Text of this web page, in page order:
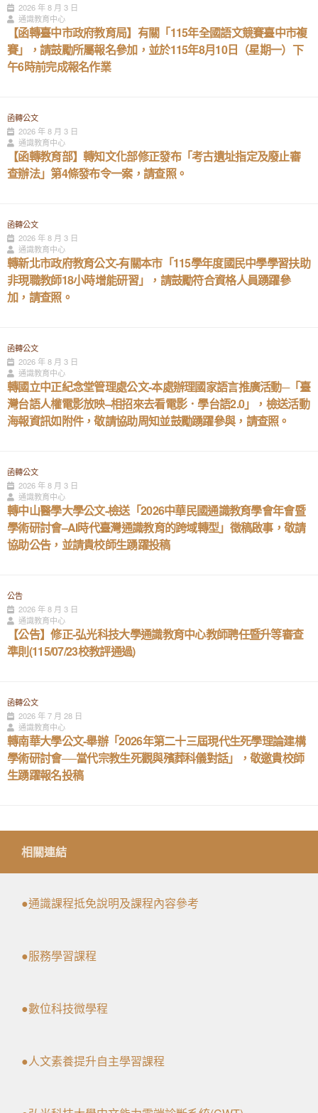
2026 年 8 月 3 日
通識教育中心
【函轉臺中市政府教育局】有關「115年全國語文競賽臺中市複
賽」，請鼓勵所屬報名參加，並於115年8月10日（星期一）下
午6時前完成報名作業
函轉公文
2026 年 8 月 3 日
通識教育中心
【函轉教育部】轉知文化部修正發布「考古遺址指定及廢止審
查辦法」第4條發布令一案，請查照。
函轉公文
2026 年 8 月 3 日
通識教育中心
轉新北市政府教育公文-有關本市「115學年度國民中學學習扶助
非現職教師18小時增能研習」，請鼓勵符合資格人員踴躍參
加，請查照。
函轉公文
2026 年 8 月 3 日
通識教育中心
轉國立中正紀念堂管理處公文-本處辦理國家語言推廣活動─「臺
灣台語人權電影放映–相招來去看電影．學台語2.0」，檢送活動
海報資訊如附件，敬請協助周知並鼓勵踴躍參與，請查照。
函轉公文
2026 年 8 月 3 日
通識教育中心
轉中山醫學大學公文-檢送「2026中華民國通識教育學會年會暨
學術研討會–AI時代臺灣通識教育的跨域轉型」徵稿啟事，敬請
協助公告，並請貴校師生踴躍投稿
公告
2026 年 8 月 3 日
通識教育中心
【公告】修正-弘光科技大學通識教育中心教師聘任暨升等審查
準則(115/07/23校教評通過)
函轉公文
2026 年 7 月 28 日
通識教育中心
轉南華大學公文-舉辦「2026年第二十三屆現代生死學理論建構
學術研討會──當代宗教生死觀與殯葬科儀對話」，敬邀貴校師
生踴躍報名投稿
相關連結
●通識課程抵免說明及課程內容參考
●服務學習課程
●數位科技微學程
●人文素養提升自主學習課程